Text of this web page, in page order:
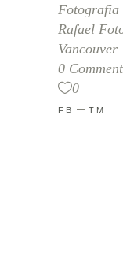
Fotografia
Rafael
Vancouver
0
0
FB TM